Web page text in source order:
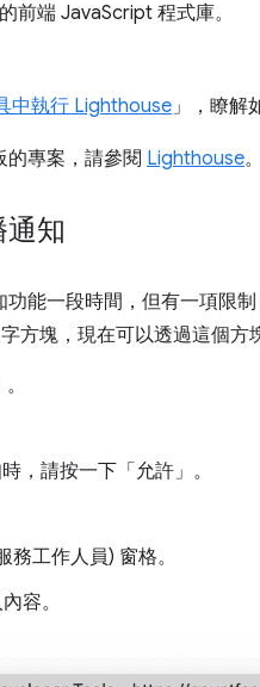
前端 JavaScript 程式庫。
中執行 Lighthouse」，瞭解
的專案，請參閱 Lighthouse。
知
能一段時間，但有一項限
方塊，現在可以透過這個方
。
，請按一下「允許」 。
務工作人員) 窗格。
容。